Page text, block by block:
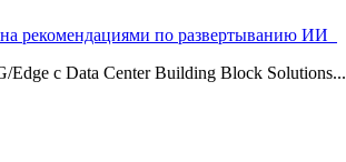
рекомендациями по развертыванию ИИ
с Data Center Building Block Solutions...